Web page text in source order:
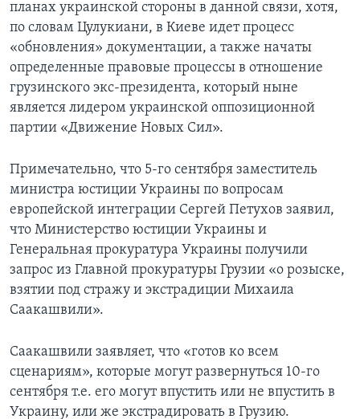
планах украинской стороны в данной связи, хотя,
по словам Цулукиани, в Киеве идет процесс
«обновления» документации, а также начаты
определенные правовые процессы в отношение
грузинского экс-президента, который ныне
является лидером украинской оппозиционной
партии «Движение Новых Сил».
Примечательно, что 5-го сентября заместитель
министра юстиции Украины по вопросам
европейской интеграции Сергей Петухов заявил,
что Министерство юстиции Украины и
Генеральная прокуратура Украины получили
запрос из Главной прокуратуры Грузии «о розыске,
взятии под стражу и экстрадиции Михаила
Саакашвили».
Саакашвили заявляет, что «готов ко всем
сценариям», которые могут развернуться 10-го
сентября т.е. его могут впустить или не впустить в
Украину, или же экстрадировать в Грузию.